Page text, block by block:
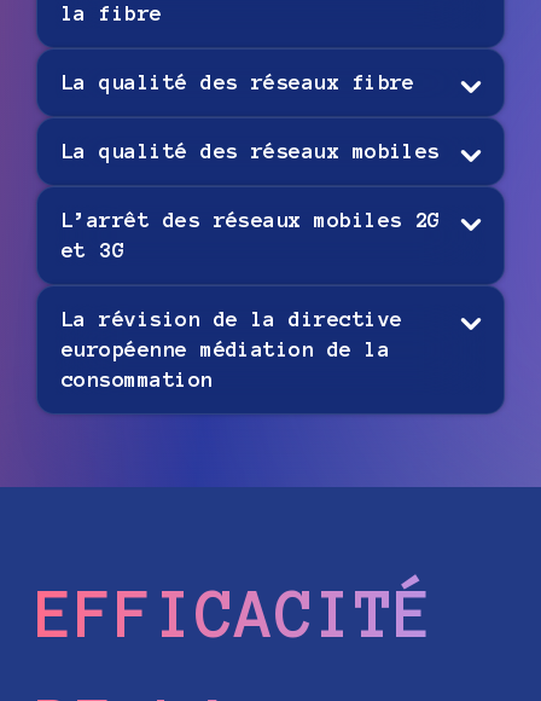
la fibre
La qualité des réseaux fibre
La qualité des réseaux mobiles
L’arrêt des réseaux mobiles 2G
et 3G
La révision de la directive
européenne médiation de la
consommation
EFFICACITÉ